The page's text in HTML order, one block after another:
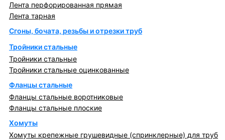
Лента перфорированная прямая
Лента тарная
Сгоны, бочата, резьбы и отрезки труб
Тройники стальные
Тройники стальные
Тройники стальные оцинкованные
Фланцы стальные
Фланцы стальные воротниковые
Фланцы стальные плоские
Хомуты
Хомуты крепежные грушевидные (спринклерные) для труб